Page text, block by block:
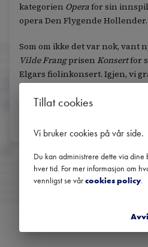
kategorien Operafor sin
opera Den Flygende
Som om ikke det var nok,
Vilde Frangprisen Konsertfor
Elgars fiolinkonsert. Igjen, vi
Utrolig moro å se at norske
Tillat cookies
Vi bruker cookies på vår side.
Du kan administrere dette via
hver tid. For mer informasjon om
vennligst se vårcookies policy.